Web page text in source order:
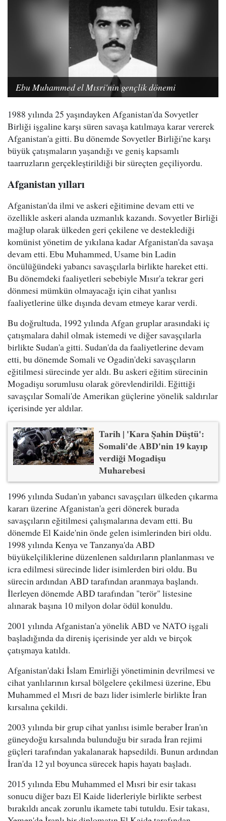
Ebu Muhammed el Mısri'nin gençlik dönemi
1988 yılında 25 yaşındayken Afganistan'da Sovyetler
Birliği işgaline karşı süren savaşa katılmaya karar vererek
Afganistan'a gitti. Bu dönemde Sovyetler Birliği'ne karşı
büyük çatışmaların yaşandığı ve geniş kapsamlı
taarruzların gerçekleştirildiği bir süreçten geçiliyordu.
Afganistan yılları
Afganistan'da ilmi ve askeri eğitimine devam etti ve
özellikle askeri alanda uzmanlık kazandı. Sovyetler Birliği
mağlup olarak ülkeden geri çekilene ve desteklediği
komünist yönetim de yıkılana kadar Afganistan'da savaşa
devam etti. Ebu Muhammed, Usame bin Ladin
öncülüğündeki yabancı savaşçılarla birlikte hareket etti.
Bu dönemdeki faaliyetleri sebebiyle Mısır'a tekrar geri
dönmesi mümkün olmayacağı için cihat yanlısı
faaliyetlerine ülke dışında devam etmeye karar verdi.
Bu doğrultuda, 1992 yılında Afgan gruplar arasındaki iç
çatışmalara dahil olmak istemedi ve diğer savaşçılarla
birlikte Sudan'a gitti. Sudan'da da faaliyetlerine devam
etti, bu dönemde Somali ve Ogadin'deki savaşçıların
eğitilmesi sürecinde yer aldı. Bu askeri eğitim sürecinin
Mogadişu sorumlusu olarak görevlendirildi. Eğittiği
savaşçılar Somali'de Amerikan güçlerine yönelik saldırılar
içerisinde yer aldılar.
Tarih | 'Kara Şahin Düştü':
Somali'de ABD'nin 19 kayıp
verdiği Mogadişu
Muharebesi
1996 yılında Sudan'ın yabancı savaşçıları ülkeden çıkarma
kararı üzerine Afganistan'a geri dönerek burada
savaşçıların eğitilmesi çalışmalarına devam etti. Bu
dönemde El Kaide'nin önde gelen isimlerinden biri oldu.
1998 yılında Kenya ve Tanzanya'da ABD
büyükelçiliklerine düzenlenen saldırıların planlanması ve
icra edilmesi sürecinde lider isimlerden biri oldu. Bu
sürecin ardından ABD tarafından aranmaya başlandı.
İlerleyen dönemde ABD tarafından "terör" listesine
alınarak başına 10 milyon dolar ödül konuldu.
2001 yılında Afganistan'a yönelik ABD ve NATO işgali
başladığında da direniş içerisinde yer aldı ve birçok
çatışmaya katıldı.
Afganistan'daki İslam Emirliği yönetiminin devrilmesi ve
cihat yanlılarının kırsal bölgelere çekilmesi üzerine, Ebu
Muhammed el Mısri de bazı lider isimlerle birlikte İran
kırsalına çekildi.
2003 yılında bir grup cihat yanlısı isimle beraber İran'ın
güneydoğu kırsalında bulunduğu bir sırada İran rejimi
güçleri tarafından yakalanarak hapsedildi. Bunun ardından
İran'da 12 yıl boyunca sürecek hapis hayatı başladı.
2015 yılında Ebu Muhammed el Mısri bir esir takası
sonucu diğer bazı El Kaide liderleriyle birlikte serbest
bırakıldı ancak zorunlu ikamete tabi tutuldu. Esir takası,